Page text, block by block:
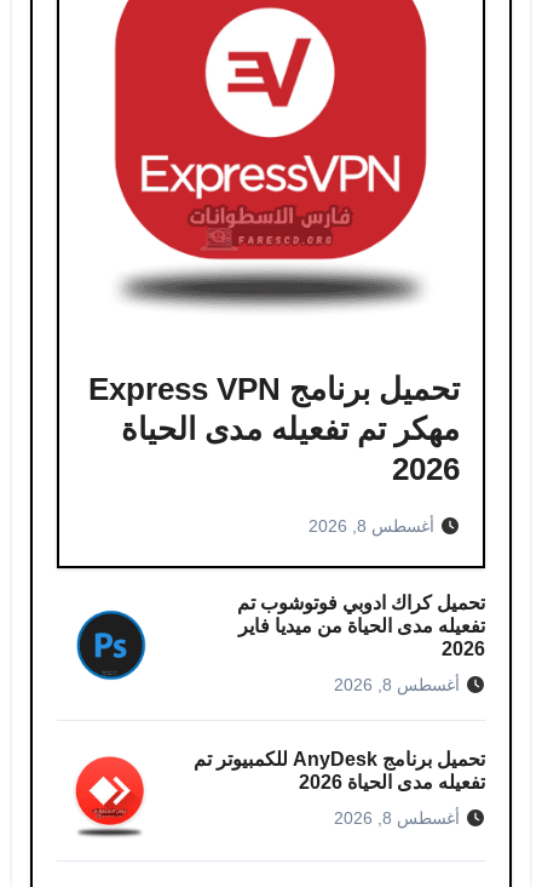
تحميل برنامج Express VPN
مهكر​ تم تفعيله مدى الحياة
2026
أغسطس 8, 2026
تحميل كراك ادوبي فوتوشوب​ تم
تفعيله مدى الحياة من ميديا فاير
2026
أغسطس 8, 2026
تحميل برنامج AnyDesk للكمبيوتر تم
تفعيله مدى الحياة 2026
أغسطس 8, 2026